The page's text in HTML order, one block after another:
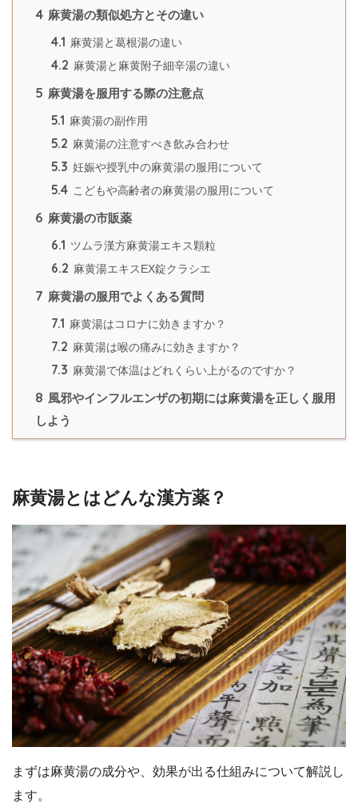
4 麻黄湯の類似処方とその違い
4.1 麻黄湯と葛根湯の違い
4.2 麻黄湯と麻黄附子細辛湯の違い
5 麻黄湯を服用する際の注意点
5.1 麻黄湯の副作用
5.2 麻黄湯の注意すべき飲み合わせ
5.3 妊娠や授乳中の麻黄湯の服用について
5.4 こどもや高齢者の麻黄湯の服用について
6 麻黄湯の市販薬
6.1 ツムラ漢方麻黄湯エキス顆粒
6.2 麻黄湯エキスEX錠クラシエ
7 麻黄湯の服用でよくある質問
7.1 麻黄湯はコロナに効きますか？
7.2 麻黄湯は喉の痛みに効きますか？
7.3 麻黄湯で体温はどれくらい上がるのですか？
8 風邪やインフルエンザの初期には麻黄湯を正しく服用
しよう
麻黄湯とはどんな漢方薬？
まずは麻黄湯の成分や、効果が出る仕組みについて解説し
ます。